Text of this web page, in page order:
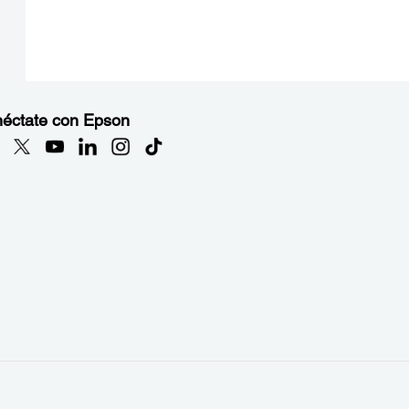
con Epson